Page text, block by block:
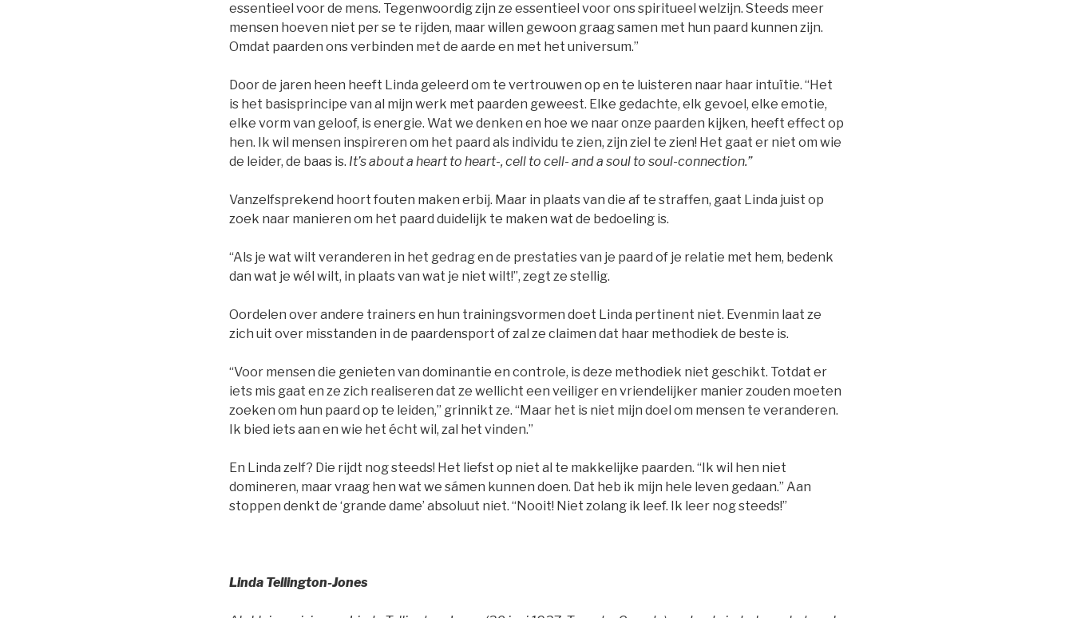
essentieel voor de mens. Tegenwoordig zijn ze essentieel voor ons spiritueel welzijn. Steeds meer
mensen hoeven niet per se te rijden, maar willen gewoon graag samen met hun paard kunnen zijn.
Omdat paarden ons verbinden met de aarde en met het universum.”
Door de jaren heen heeft Linda geleerd om te vertrouwen op en te luisteren naar haar intuïtie. “Het
is het basisprincipe van al mijn werk met paarden geweest. Elke gedachte, elk gevoel, elke emotie,
elke vorm van geloof, is energie. Wat we denken en hoe we naar onze paarden kijken, heeft effect op
hen. Ik wil mensen inspireren om het paard als individu te zien, zijn ziel te zien! Het gaat er niet om wie
de leider, de baas is. It’s about a heart to heart-, cell to cell- and a soul to soul-connection.”
Vanzelfsprekend hoort fouten maken erbij. Maar in plaats van die af te straffen, gaat Linda juist op
zoek naar manieren om het paard duidelijk te maken wat de bedoeling is.
“Als je wat wilt veranderen in het gedrag en de prestaties van je paard of je relatie met hem, bedenk
dan wat je wél wilt, in plaats van wat je niet wilt!”, zegt ze stellig.
Oordelen over andere trainers en hun trainingsvormen doet Linda pertinent niet. Evenmin laat ze
zich uit over misstanden in de paardensport of zal ze claimen dat haar methodiek de beste is.
“Voor mensen die genieten van dominantie en controle, is deze methodiek niet geschikt. Totdat er
iets mis gaat en ze zich realiseren dat ze wellicht een veiliger en vriendelijker manier zouden moeten
zoeken om hun paard op te leiden,” grinnikt ze. “Maar het is niet mijn doel om mensen te veranderen.
Ik bied iets aan en wie het écht wil, zal het vinden.”
En Linda zelf? Die rijdt nog steeds! Het liefst op niet al te makkelijke paarden. “Ik wil hen niet
domineren, maar vraag hen wat we sámen kunnen doen. Dat heb ik mijn hele leven gedaan.” Aan
stoppen denkt de ‘grande dame’ absoluut niet. “Nooit! Niet zolang ik leef. Ik leer nog steeds!”
Linda Tellington-Jones